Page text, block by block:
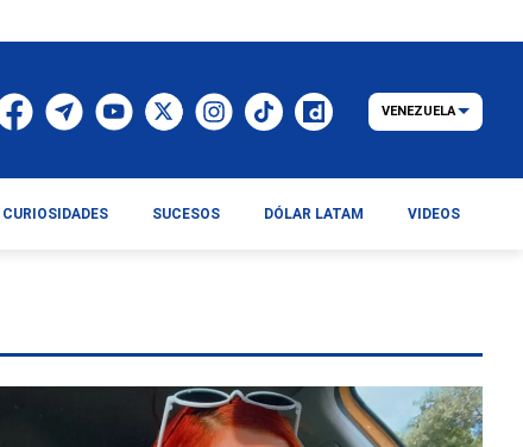
VENEZUELA
CURIOSIDADES SUCESOS DÓLAR LATAM VIDEOS